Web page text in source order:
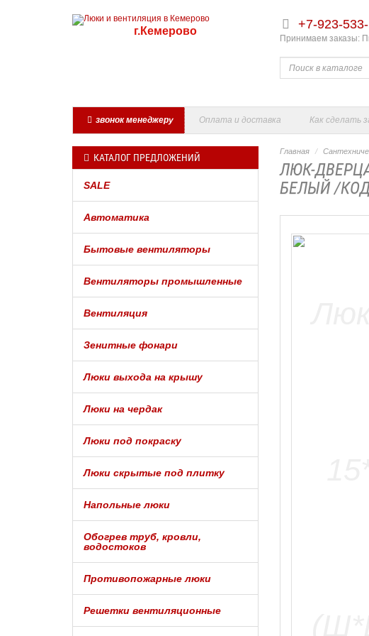
г.Кемерово +7-923-
Принимаем заказы:
звонок менеджеру Оплата и доставка Как сделать
КАТАЛОГ ПРЕДЛОЖЕНИЙ
SALE
Автоматика
Бытовые вентиляторы
Вентиляторы промышленные
Вентиляция
Зенитные фонари
Люки выхода на крышу
Люки на чердак
Люки под покраску
Люки скрытые под плитку
Напольные люки
Обогрев труб, кровли,
водостоков
Противопожарные люки
Решетки вентиляционные
Главная
ЛЮК-
БЕЛЫЙ /